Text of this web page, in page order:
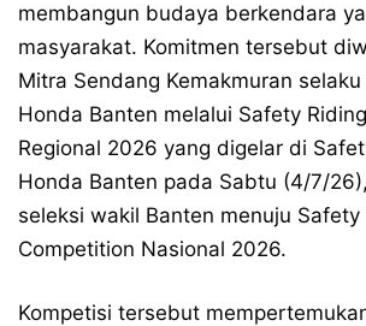
membangun budaya berkendara
masyarakat. Komitmen tersebut
Mitra Sendang Kemakmuran
Honda Banten melalui Safety
Regional 2026 yang digelar di
Honda Banten pada Sabtu (4/7/
seleksi wakil Banten menuju Safety
Competition Nasional 2026.
Kompetisi tersebut